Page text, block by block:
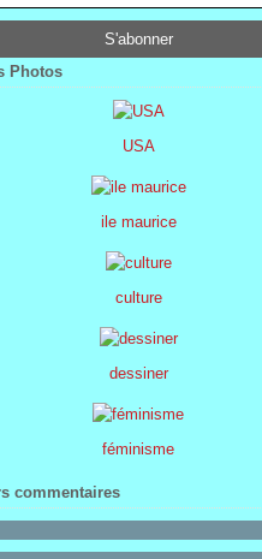
(68)
(7)
(2)
Photos
USA
ile maurice
culture
dessiner
féminisme
commentaires